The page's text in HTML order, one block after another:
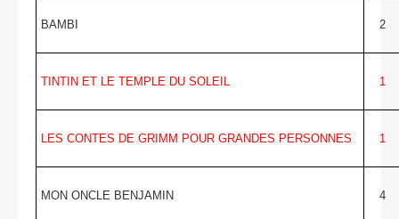
BAMBI 2
TINTIN ET LE TEMPLE DU SOLEIL 1
LES CONTES DE GRIMM POUR GRANDES PERSONNES 1
MON ONCLE BENJAMIN 4